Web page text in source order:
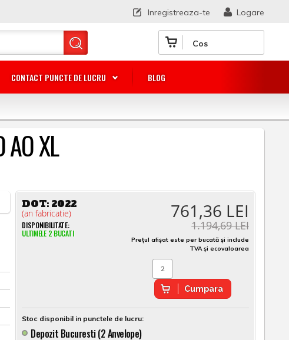
Cos
CONTACT PUNCTE DE LUCRU BLOG
Logare
Inregistreaza-te
XL
DOT: 2022
(an fabricatie)
DISPONIBILITATE:
ULTIMELE 2 BUCATI
761,36 LEI
1.194,69 LEI
Prețul afișat este per bucată și include
TVA și ecovaloarea
Cumpara
Stoc disponibil in punctele de lucru:
Depozit Bucuresti (2 Anvelope)